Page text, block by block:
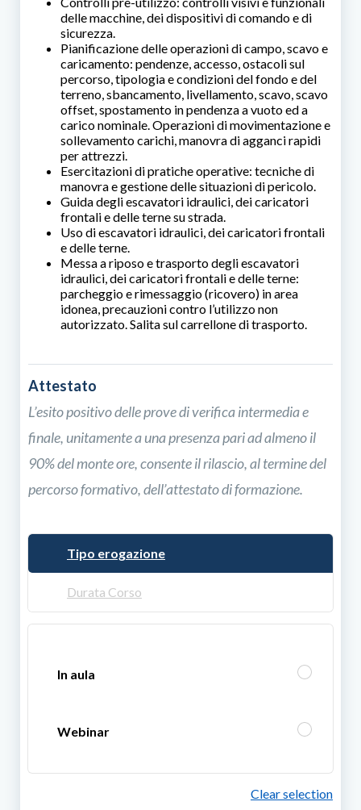
delle macchine, dei dispositivi di comando e di
sicurezza.
Pianificazione delle operazioni di campo, scavo e
caricamento: pendenze, accesso, ostacoli sul
percorso, tipologia e condizioni del fondo e del
terreno, sbancamento, livellamento, scavo, scavo
offset, spostamento in pendenza a vuoto ed a
carico nominale. Operazioni di movimentazione e
sollevamento carichi, manovra di agganci rapidi
per attrezzi.
Esercitazioni di pratiche operative: tecniche di
manovra e gestione delle situazioni di pericolo.
Guida degli escavatori idraulici, dei caricatori
frontali e delle terne su strada.
Uso di escavatori idraulici, dei caricatori frontali
e delle terne.
Messa a riposo e trasporto degli escavatori
idraulici, dei caricatori frontali e delle terne:
parcheggio e rimessaggio (ricovero) in area
idonea, precauzioni contro l’utilizzo non
autorizzato. Salita sul carrellone di trasporto.
Attestato
L’esito positivo delle prove di verifica intermedia e
finale, unitamente a una presenza pari ad almeno il
90% del monte ore, consente il rilascio, al termine del
percorso formativo, dell’attestato di formazione.
Tipo erogazione
Durata Corso
In aula
Webinar
Clear selection